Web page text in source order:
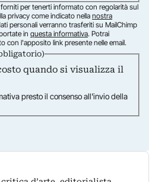
per tenerti informato con regolarità sul
privacy come indicato nella nostra
personali verranno trasferiti su MailChimp
in questa informativa. Potrai
con l'apposito link presente nelle email.
quando si visualizza il
presto il consenso all'invio della